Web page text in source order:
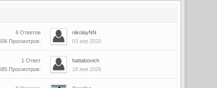
6 Ответов
Просмотров:
nikolayNN
03 апр 2020
1 Ответ
Просмотров:
hattabovich
18 янв 2026